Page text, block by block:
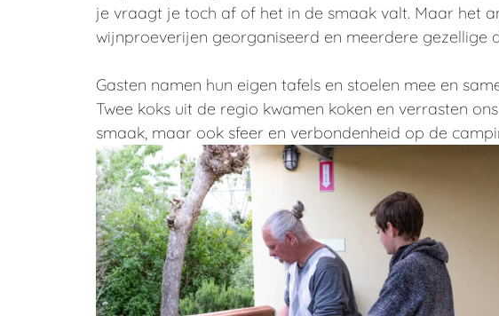
je vraagt je toch af of het in de smaak valt. Maar het
wijnproeverijen georganiseerd en meerdere gezellige
Gasten namen hun eigen tafels en stoelen mee en
Twee koks uit de regio kwamen koken en verrasten
smaak, maar ook sfeer en verbondenheid op de